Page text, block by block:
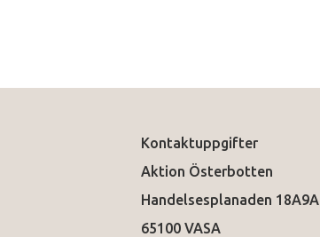
Kontaktuppgifter
Aktion Österbotten
Handelsesplanaden 18A9A
65100 VASA